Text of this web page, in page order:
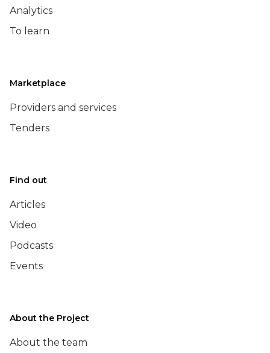
Analytics
To learn
Marketplace
Providers and services
Tenders
Find out
Articles
Video
Podcasts
Events
About the Project
About the team